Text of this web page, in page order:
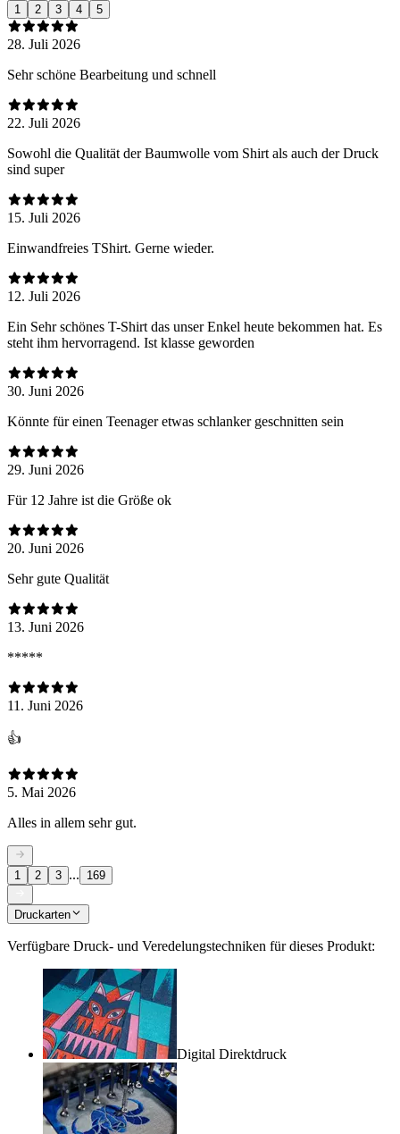
1 2 3 4 5
28. Juli 2026
Sehr schöne Bearbeitung und schnell
22. Juli 2026
Sowohl die Qualität der Baumwolle vom Shirt als auch der Druck
sind super
15. Juli 2026
Einwandfreies TShirt. Gerne wieder.
12. Juli 2026
Ein Sehr schönes T-Shirt das unser Enkel heute bekommen hat. Es
steht ihm hervorragend. Ist klasse geworden
30. Juni 2026
Könnte für einen Teenager etwas schlanker geschnitten sein
29. Juni 2026
Für 12 Jahre ist die Größe ok
20. Juni 2026
Sehr gute Qualität
13. Juni 2026
*****
11. Juni 2026
👍
5. Mai 2026
Alles in allem sehr gut.
1 2 3 ... 169
Druckarten
Verfügbare Druck- und Veredelungstechniken für dieses Produkt:
Digital Direktdruck